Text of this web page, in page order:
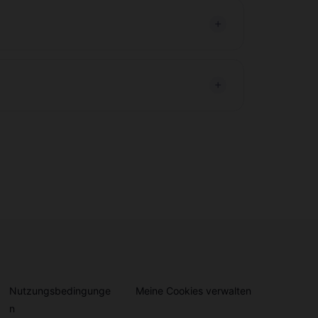
Nutzungsbedingunge
n
Meine Cookies verwalten